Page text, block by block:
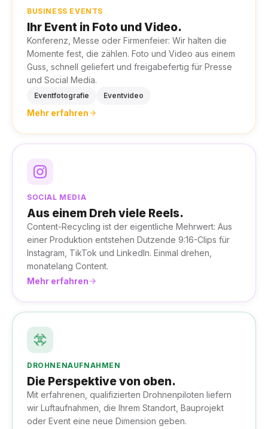
BUSINESS EVENTS
Ihr Event in Foto und Video.
Konferenz, Messe oder Firmenfeier: Wir halten die
Momente fest, die zählen. Foto und Video aus einem
Guss, schnell geliefert und freigabefertig für Presse
und Social Media.
Eventfotografie Eventvideo
Mehr erfahren
SOCIAL MEDIA
Aus einem Dreh viele Reels.
Content-Recycling ist der eigentliche Mehrwert: Aus
einer Produktion entstehen Dutzende 9:16-Clips für
Instagram, TikTok und LinkedIn. Einmal drehen,
monatelang Content.
Mehr erfahren
DROHNENAUFNAHMEN
Die Perspektive von oben.
Mit erfahrenen, qualifizierten Drohnenpiloten liefern
wir Luftaufnahmen, die Ihrem Standort, Bauprojekt
oder Event eine neue Dimension geben.